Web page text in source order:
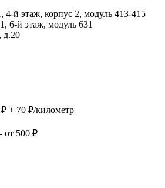
4-й этаж, корпус 2, модуль 413-415
6-й этаж, модуль 631
д.20
+ 70 ₽/километр
от 500 ₽